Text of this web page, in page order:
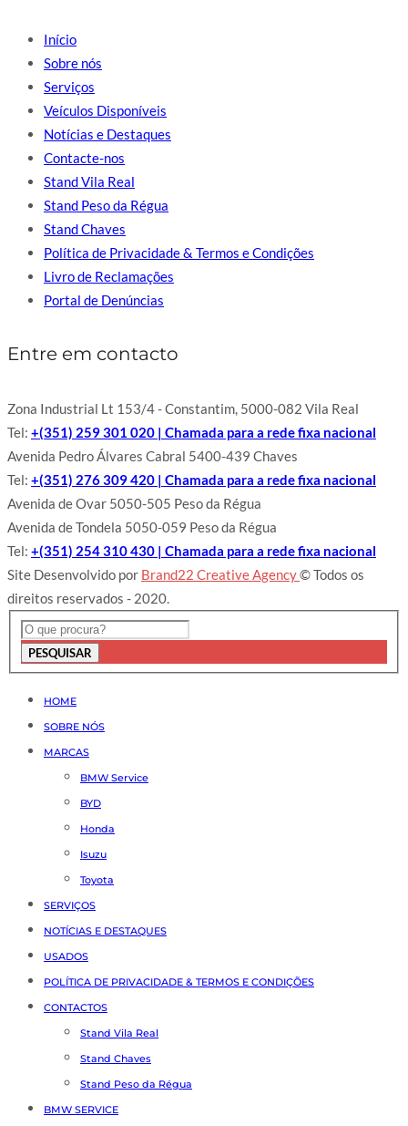
Início
Sobre nós
Serviços
Veículos Disponíveis
Notícias e Destaques
Contacte-nos
Stand Vila Real
Stand Peso da Régua
Stand Chaves
Política de Privacidade & Termos e Condições
Livro de Reclamações
Portal de Denúncias
Entre em contacto
Zona Industrial Lt 153/4 - Constantim, 5000-082 Vila Real
Tel: +(351) 259 301 020 | Chamada para a rede fixa nacional
Avenida Pedro Álvares Cabral 5400-439 Chaves
Tel: +(351) 276 309 420 | Chamada para a rede fixa nacional
Avenida de Ovar 5050-505 Peso da Régua
Avenida de Tondela 5050-059 Peso da Régua
Tel: +(351) 254 310 430 | Chamada para a rede fixa nacional
Site Desenvolvido por Brand22 Creative Agency© Todos os
direitos reservados - 2020.
PESQUISAR
HOME
SOBRE NÓS
MARCAS
BMW Service
BYD
Honda
Isuzu
Toyota
SERVIÇOS
NOTÍCIAS E DESTAQUES
USADOS
POLÍTICA DE PRIVACIDADE & TERMOS E CONDIÇÕES
CONTACTOS
Stand Vila Real
Stand Chaves
Stand Peso da Régua
BMW SERVICE